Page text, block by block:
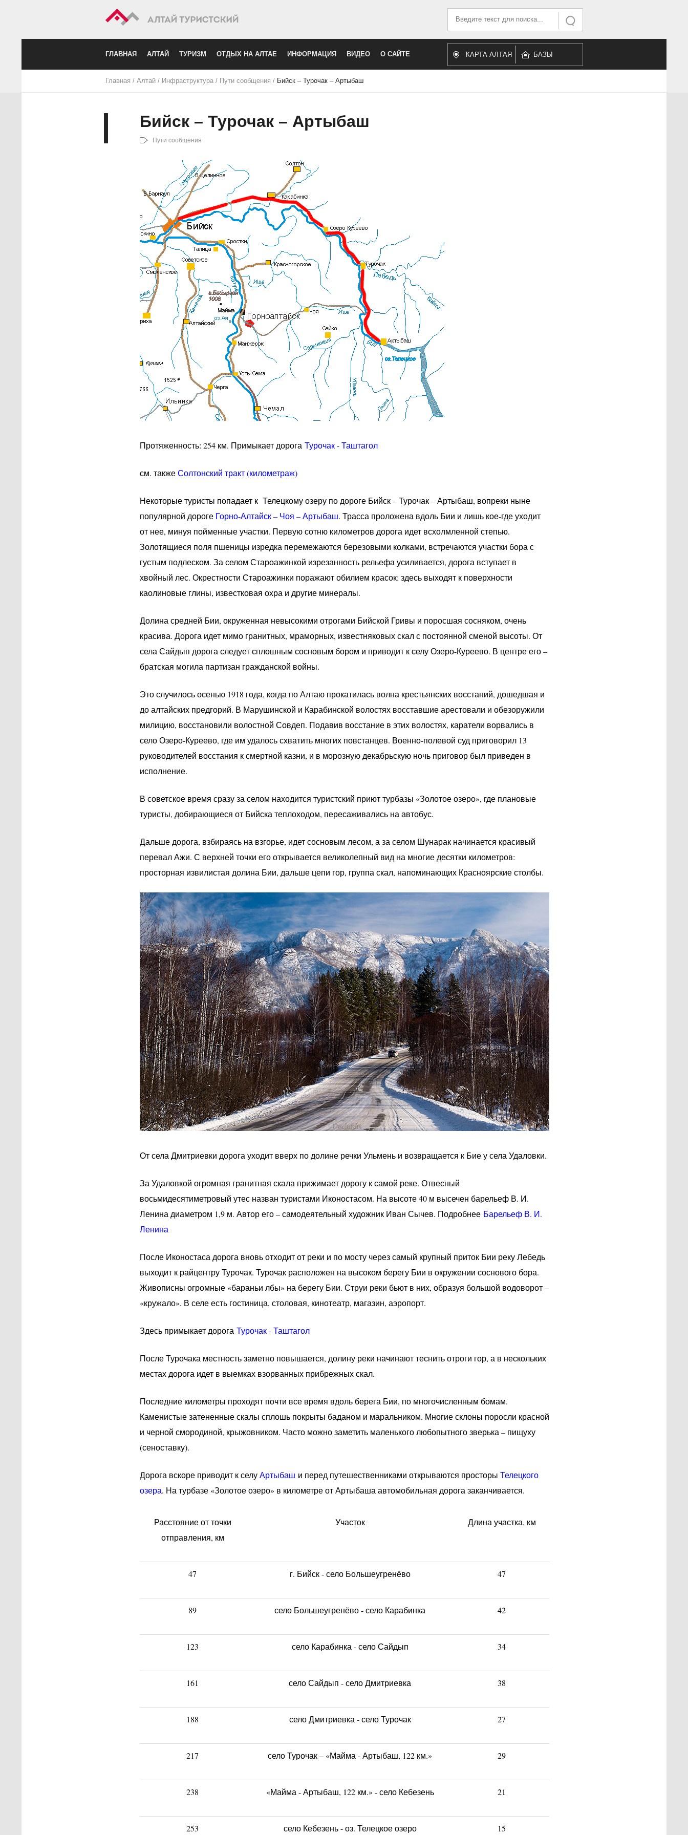
Искать
Искать...
ГЛАВНАЯ АЛТАЙ ТУРИЗМ ОТДЫХ НА АЛТАЕ ИНФОРМАЦИЯ ВИДЕО О САЙТЕ КАРТА АЛТАЯ БАЗЫ
Главная / Алтай/ Инфраструктура/ Пути сообщения / Бийск – Турочак – Артыбаш
Бийск – Турочак – Артыбаш
Пути сообщения
Протяженность: 254 км. Примыкает дорога Турочак - Таштагол
см. такжеСолтонский тракт (километраж)
Некоторые туристы попадает к Телецкому озеру по дороге Бийск – Турочак – Артыбаш, вопреки ныне
популярной дороге Горно-Алтайск – Чоя – Артыбаш. Трасса проложена вдоль Бии и лишь кое-где уходит
от нее, минуя пойменные участки. Первую сотню километров дорога идет всхолмленной степью.
Золотящиеся поля пшеницы изредка перемежаются березовыми колками, встречаются участки бора с
густым подлеском. За селом Староажинкой изрезанность рельефа усиливается, дорога вступает в
хвойный лес. Окрестности Староажинки поражают обилием красок: здесь выходят к поверхности
каолиновые глины, известковая охра и другие минералы.
Долина средней Бии, окруженная невысокими отрогами Бийской Гривы и поросшая сосняком, очень
красива. Дорога идет мимо гранитных, мраморных, известняковых скал с постоянной сменой высоты. От
села Сайдып дорога следует сплошным сосновым бором и приводит к селу Озеро-Куреево. В центре его –
братская могила партизан гражданской войны.
Это случилось осенью 1918 года, когда по Алтаю прокатилась волна крестьянских восстаний, дошедшая и
до алтайских предгорий. В Марушинской и Карабинской волостях восставшие арестовали и обезоружили
милицию, восстановили волостной Совдеп. Подавив восстание в этих волостях, каратели ворвались в
село Озеро-Куреево, где им удалось схватить многих повстанцев. Военно-полевой суд приговорил 13
руководителей восстания к смертной казни, и в морозную декабрьскую ночь приговор был приведен в
исполнение.
В советское время сразу за селом находится туристский приют турбазы «Золотое озеро», где плановые
туристы, добирающиеся от Бийска теплоходом, пересаживались на автобус.
Дальше дорога, взбираясь на взгорье, идет сосновым лесом, а за селом Шунарак начинается красивый
перевал Ажи. С верхней точки его открывается великолепный вид на многие десятки километров:
просторная извилистая долина Бии, дальше цепи гор, группа скал, напоминающих Красноярские столбы.
От села Дмитриевки дорога уходит вверх по долине речки Ульмень и возвращается к Бие у села Удаловки.
За Удаловкой огромная гранитная скала прижимает дорогу к самой реке. Отвесный
восьмидесятиметровый утес назван туристами Иконостасом. На высоте 40 м высечен барельеф В. И.
Ленина диаметром 1,9 м. Автор его – самодеятельный художник Иван Сычев. Подробнее Барельеф В. И.
Ленина
После Иконостаса дорога вновь отходит от реки и по мосту через самый крупный приток Бии реку Лебедь
выходит к райцентру Турочак. Турочак расположен на высоком берегу Бии в окружении соснового бора.
Живописны огромные «бараньи лбы» на берегу Бии. Струи реки бьют в них, образуя большой водоворот –
«кружало». В селе есть гостиница, столовая, кинотеатр, магазин, аэропорт.
Здесь примыкает дорога Турочак - Таштагол
После Турочака местность заметно повышается, долину реки начинают теснить отроги гор, а в нескольких
местах дорога идет в выемках взорванных прибрежных скал.
Последние километры проходят почти все время вдоль берега Бии, по многочисленным бомам.
Каменистые затененные скалы сплошь покрыты баданом и маральником. Многие склоны поросли красной
и черной смородиной, крыжовником. Часто можно заметить маленького любопытного зверька – пищуху
(сеноставку).
Дорога вскоре приводит к селуАртыбаш и перед путешественниками открываются просторы Телецкого
озера. На турбазе «Золотое озеро» в километре от Артыбаша автомобильная дорога заканчивается.
Расстояние от точки
отправления, км
Участок Длина участка, км
47 г. Бийск - село Большеугренёво 47
89 село Большеугренёво - село Карабинка 42
123 село Карабинка - село Сайдып 34
161 село Сайдып - село Дмитриевка 38
188 село Дмитриевка - село Турочак 27
217 село Турочак – «Майма - Артыбаш, 122 км.» 29
238 «Майма - Артыбаш, 122 км.» - село Кебезень 21
253 село Кебезень - оз. Телецкое озеро 15